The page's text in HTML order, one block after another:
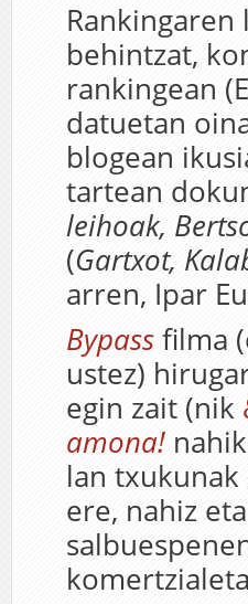
behintzat,
rankingean
datuetan
blogean
tartean
leihoak,
(Gartxot,
arren, Ipar
Bypass filma
ustez)
egin zait (nik
amona!
lan
ere, nahiz